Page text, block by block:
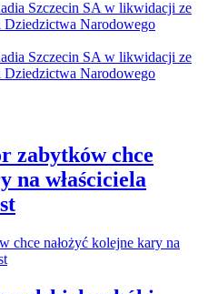
zabytków chce
na właściciela